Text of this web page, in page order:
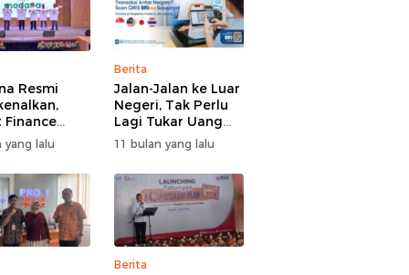
Resmi
Finance
Segmen
yang lalu
Berita
Jalan-Jalan ke Luar
Negeri, Tak Perlu
Lagi Tukar Uang
Asing – Cukup Scan
QRIS Pakai BRImo
11 bulan yang lalu
Berita